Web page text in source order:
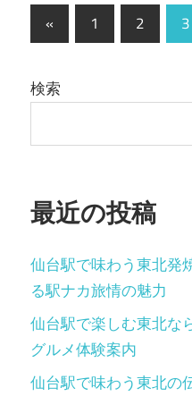
投
稿
の
ジ
送
り
«
の
事
1 2 3
検索
最近の投稿
仙台駅で味わう東北発
る駅ナカ旅情の魅力
仙台駅で楽しむ東北な
グルメ体験案内
仙台駅で味わう東北の